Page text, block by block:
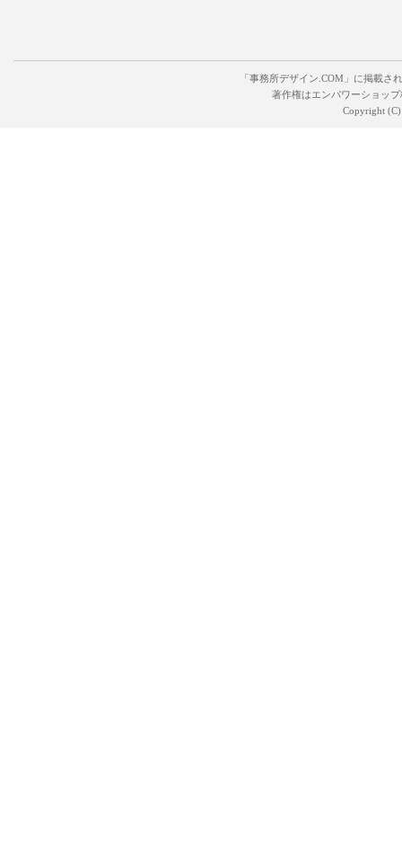
「事務所デザイン.COM」に掲載さ
著作権はエンパワーショッ
Copyright